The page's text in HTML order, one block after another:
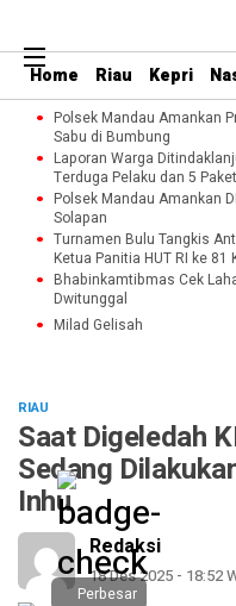
Home Riau Kepri
Polsek Mandau Amankan
Sabu di Bumbung
Laporan Warga
Terduga Pelaku dan 5
Polsek Mandau Amankan
Solapan
Turnamen Bulu Tangkis
Ketua Panitia HUT RI ke
Bhabinkamtibmas Cek
Dwitunggal
Milad Gelisah
RIAU
Saat Digeledah
Sedang
Inhu
Redaksi
18 Des 2025 - 18:52
Perbesar